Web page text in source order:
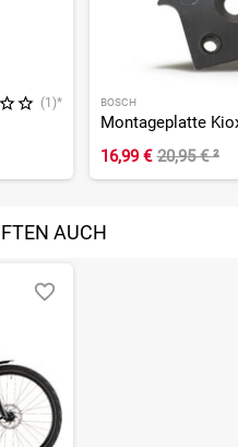
(1)* BOSCH
Montageplatte
16,99 € 20,95 €²
AUCH